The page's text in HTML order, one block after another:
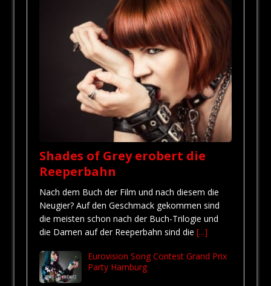
Shades of Grey erobert die
Reeperbahn
Nach dem Buch der Film und nach diesem die
Neugier? Auf den Geschmack gekommen sind
die meisten schon nach der Buch-Trilogie und
die Damen auf der Reeperbahn sind die [...]
Eurovision Song Contest Grand Prix
Party Hamburg